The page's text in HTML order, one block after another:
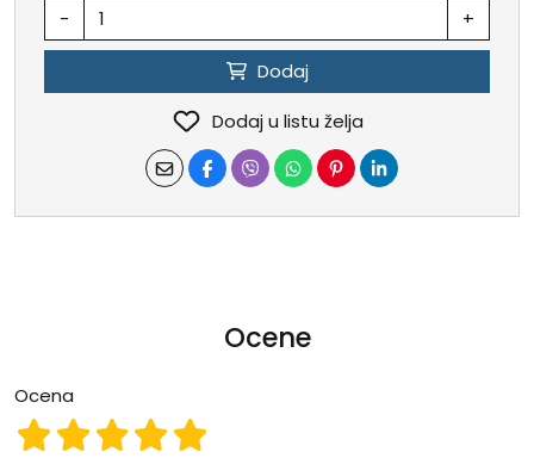
- +
Dodaj
Dodaj u listu želja
Ocene
Ocena
Ocena 5
Ocena 4
Ocena 3
Ocena 2
Ocena 1